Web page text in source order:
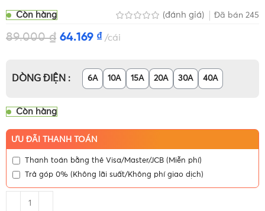
Còn hàng (đánh giá) Đã bán 245
89.000₫ 64.169 ₫ cái
DÒNG ĐIỆN 6A 10A 15A 20A 30A 40A
Còn hàng
ƯU ĐÃI THANH TOÁN
Thanh toán bằng thẻ Visa/Master/JCB (Miễn phí)
Trả góp 0% (Không lãi suất/Không phí giao dịch)